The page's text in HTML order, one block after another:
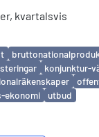
kvartalsvis
konjunktur-
ekonomi utbud